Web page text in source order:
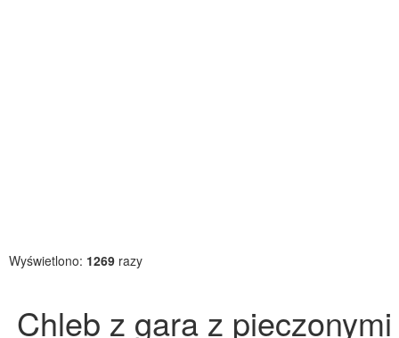
Wyświetlono: 1269 razy
Chleb z gara z pieczonymi